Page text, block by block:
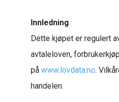
Innledning
Dette kjøpet er regulert
avtaleloven,
på www.lovdata.no.
handelen.